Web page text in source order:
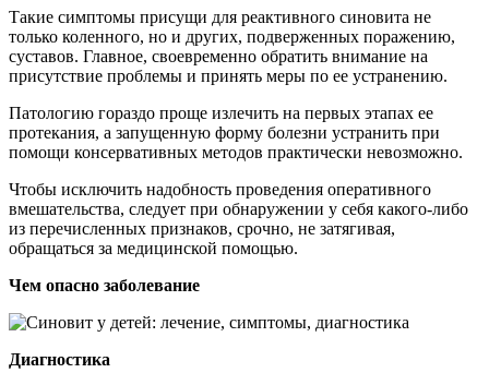
Такие симптомы присущи для реактивного синовита не
только коленного, но и других, подверженных поражению,
суставов. Главное, своевременно обратить внимание на
присутствие проблемы и принять меры по ее устранению.
Патологию гораздо проще излечить на первых этапах ее
протекания, а запущенную форму болезни устранить при
помощи консервативных методов практически невозможно.
Чтобы исключить надобность проведения оперативного
вмешательства, следует при обнаружении у себя какого-либо
из перечисленных признаков, срочно, не затягивая,
обращаться за медицинской помощью.
Чем опасно заболевание
Диагностика